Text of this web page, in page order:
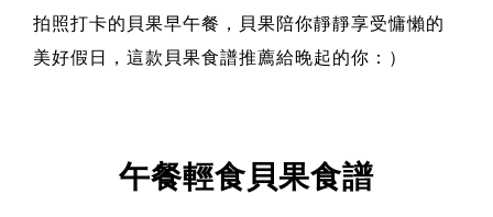
拍照打卡的貝果早午餐，貝果陪你靜靜享受慵懶的
美好假日，這款貝果食譜推薦給晚起的你：）
午餐輕食貝果食譜